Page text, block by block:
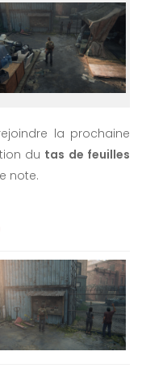
la prochaine
du tas de feuilles
note.